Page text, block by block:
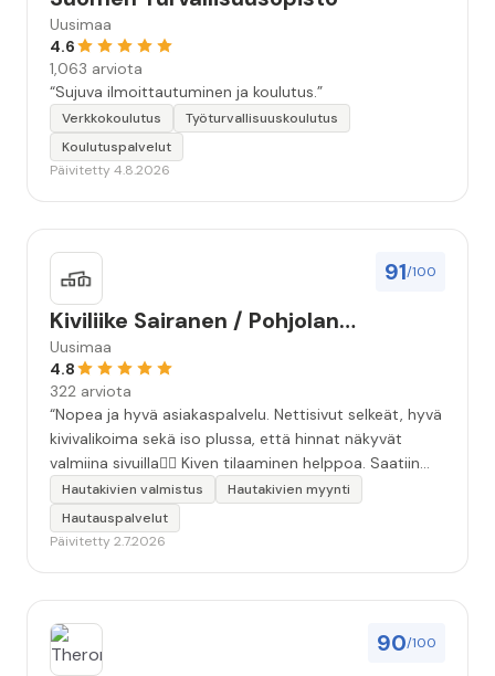
Uusimaa
4.6
1,063 arviota
“Sujuva ilmoittautuminen ja koulutus.”
Verkkokoulutus
Työturvallisuuskoulutus
Koulutuspalvelut
Päivitetty 4.8.2026
91/100
Kiviliike Sairanen / Pohjolan
Muistokivi
Uusimaa
4.8
322 arviota
“Nopea ja hyvä asiakaspalvelu. Nettisivut selkeät, hyvä
kivivalikoima sekä iso plussa, että hinnat näkyvät
valmiina sivuilla👍🏻 Kiven tilaaminen helppoa. Saatiin
äidille kaunis, ammattitaidolla tehty kivi❤️ Kiitos!”
Hautakivien valmistus
Hautakivien myynti
Hautauspalvelut
Päivitetty 2.7.2026
90/100